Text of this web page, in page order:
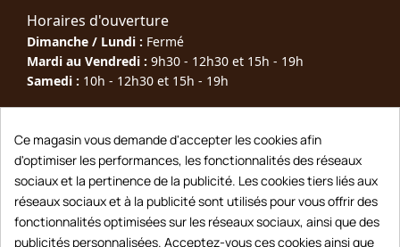
Horaires d'ouverture
Dimanche / Lundi : Fermé
Mardi au Vendredi : 9h30 - 12h30 et 15h - 19h
Samedi : 10h - 12h30 et 15h - 19h
Téléphone : 05 63 40 79 00
Adresse : 10 Rue Joseph Rigal, 81600 Gaillac
Contact : lecomptoirdolivier@gmail.com
Saveurs du Tarn
Ce magasin vous demande d'accepter les cookies afin
d'optimiser les performances, les fonctionnalités des réseaux
sociaux et la pertinence de la publicité. Les cookies tiers liés aux
réseaux sociaux et à la publicité sont utilisés pour vous offrir des
fonctionnalités optimisées sur les réseaux sociaux, ainsi que des
publicités personnalisées. Acceptez-vous ces cookies ainsi que